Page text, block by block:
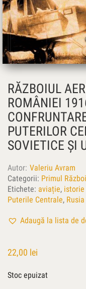
RĂZBOIUL
ROMÂNIEI
PUTERILOR
SOVIETICE ŞI
Autor Valeriu Avram
Categorii: Primul
Etichete: aviație,
Puterile Centrale,
Adaugă la lista de
22,00 lei
Stoc epuizat